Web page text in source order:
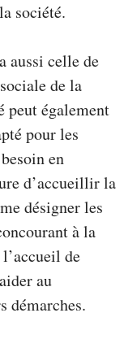
société.
aussi celle de
de la
peut également
pour les
en
d’accueillir la
désigner les
à la
de
au
démarches.